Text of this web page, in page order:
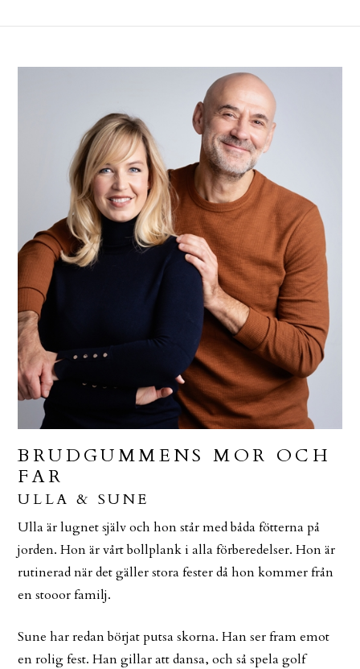
BRUDGUMMENS MOR OCH
FAR
ULLA & SUNE
Ulla är lugnet själv och hon står med båda fötterna på
jorden. Hon är vårt bollplank i alla förberedelser. Hon är
rutinerad när det gäller stora fester då hon kommer från
en stooor familj.
Sune har redan börjat putsa skorna. Han ser fram emot
en rolig fest. Han gillar att dansa, och så spela golf